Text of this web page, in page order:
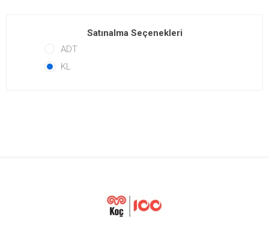
Satınalma Seçenekleri
ADT
KL